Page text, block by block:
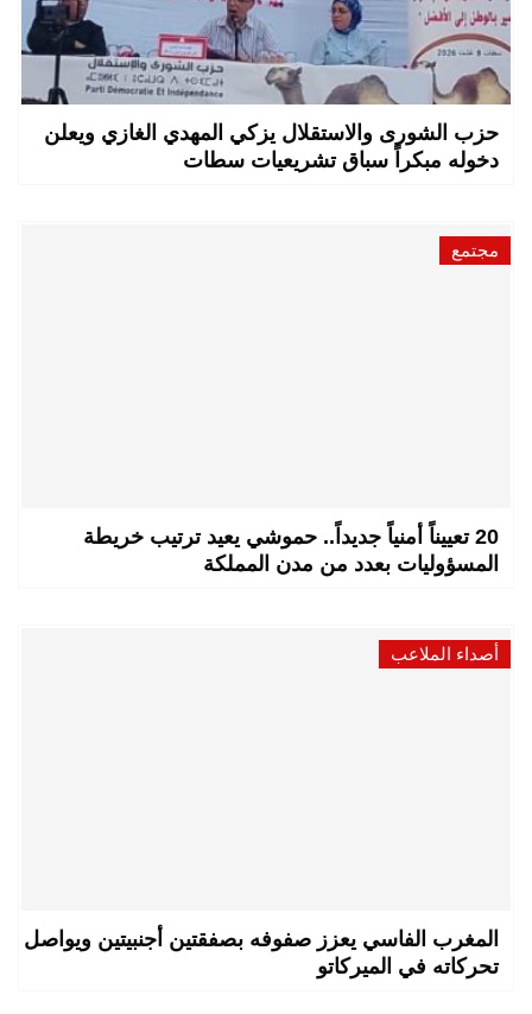
حزب الشورى والاستقلال يزكي المهدي الغازي ويعلن
دخوله مبكراً سباق تشريعيات سطات
مجتمع
20 تعييناً أمنياً جديداً.. حموشي يعيد ترتيب خريطة
المسؤوليات بعدد من مدن المملكة
أصداء الملاعب
المغرب الفاسي يعزز صفوفه بصفقتين أجنبيتين ويواصل
تحركاته في الميركاتو